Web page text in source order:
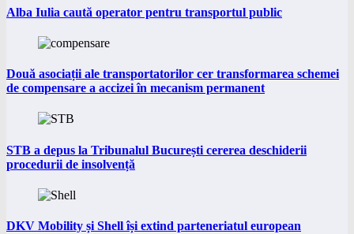
Alba Iulia caută operator pentru transportul public
Două asociații ale transportatorilor cer transformarea schemei
de compensare a accizei în mecanism permanent
STB a depus la Tribunalul București cererea deschiderii
procedurii de insolvență
DKV Mobility și Shell își extind parteneriatul european